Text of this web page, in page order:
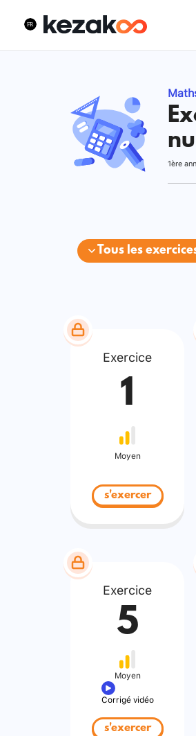
1ère
Tous les
Exercice
1
Moyen
s'exercer
Exercice
5
Moyen
Corrigé vidéo
s'exercer